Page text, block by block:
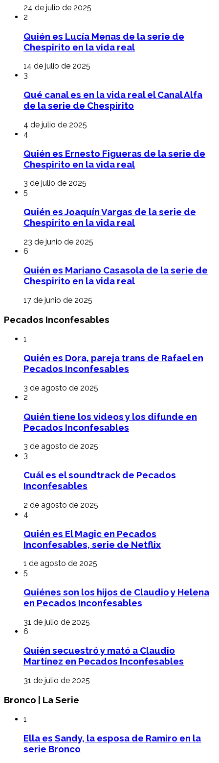
24 de julio de 2025
2
Quién es Lucía Menas de la serie de
Chespirito en la vida real
14 de julio de 2025
3
Qué canal es en la vida real el Canal Alfa
de la serie de Chespirito
4 de julio de 2025
4
Quién es Ernesto Figueras de la serie de
Chespirito en la vida real
3 de julio de 2025
5
Quién es Joaquín Vargas de la serie de
Chespirito en la vida real
23 de junio de 2025
6
Quién es Mariano Casasola de la serie de
Chespirito en la vida real
17 de junio de 2025
Pecados Inconfesables
1
Quién es Dora, pareja trans de Rafael en
Pecados Inconfesables
3 de agosto de 2025
2
Quién tiene los videos y los difunde en
Pecados Inconfesables
3 de agosto de 2025
3
Cuál es el soundtrack de Pecados
Inconfesables
2 de agosto de 2025
4
Quién es El Magic en Pecados
Inconfesables, serie de Netflix
1 de agosto de 2025
5
Quiénes son los hijos de Claudio y Helena
en Pecados Inconfesables
31 de julio de 2025
6
Quién secuestró y mató a Claudio
Martínez en Pecados Inconfesables
31 de julio de 2025
Bronco | La Serie
1
Ella es Sandy, la esposa de Ramiro en la
serie Bronco